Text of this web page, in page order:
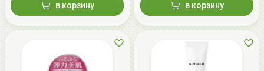
в корзину в корзину